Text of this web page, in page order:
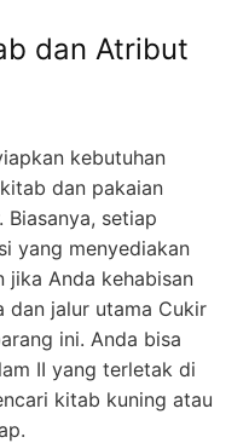
dan Atribut
kebutuhan
dan pakaian
Biasanya, setiap
yang menyediakan
jika Anda kehabisan
dan jalur utama Cukir
ini. Anda bisa
II yang terletak di
kitab kuning atau